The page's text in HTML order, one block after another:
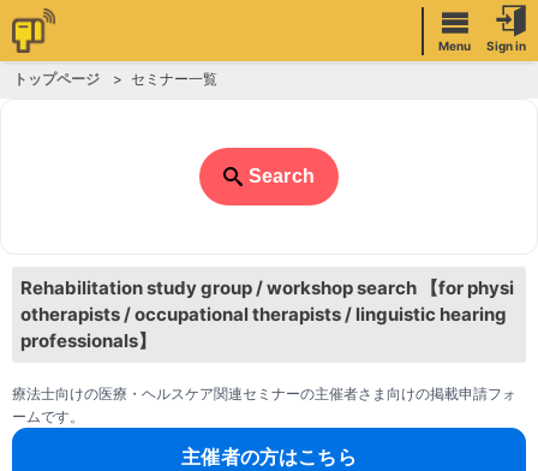
Menu Sign in
トップページ セミナー一覧
Search
Rehabilitation study group / workshop search 【for physi
otherapists / occupational therapists / linguistic hearing
professionals】
療法士向けの医療・ヘルスケア関連セミナーの主催者さま向けの掲載申請フォ
ームです。
主催者の方はこちら